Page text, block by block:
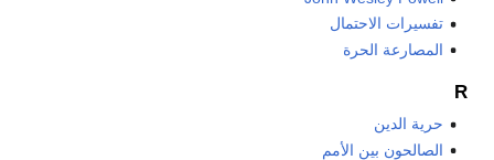
تفسيرات الاحتمال
المصارعة الحرة
R
حرية الدين
الصالحون بين الأمم